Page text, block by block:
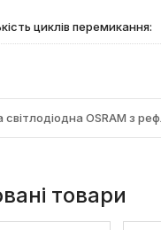
циклів перемикання:
OSRAM з
товари